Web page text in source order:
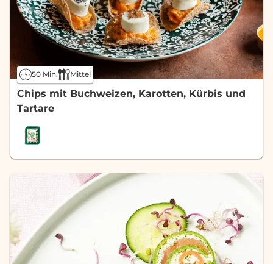
50 Min. Mittel
Chips mit Buchweizen, Karotten, Kürbis und
Tartare